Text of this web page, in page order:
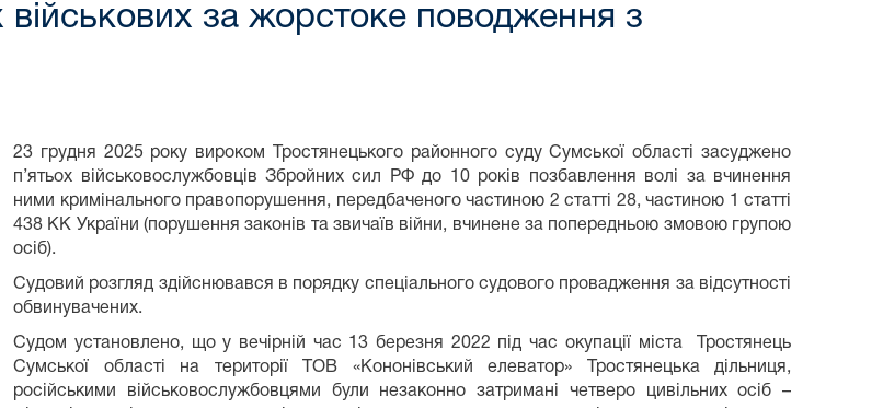
військових за жорстоке поводження з
23 грудня 2025 року вироком Тростянецького районного суду Сумської області засуджено
п’ятьох військовослужбовців Збройних сил РФ до 10 років позбавлення волі за вчинення
ними кримінального правопорушення, передбаченого частиною 2 статті 28, частиною 1 статті
438 КК України (порушення законів та звичаїв війни, вчинене за попередньою змовою групою
осіб).
Судовий розгляд здійснювався в порядку спеціального судового провадження за відсутності
обвинувачених.
Судом установлено, що у вечірній час 13 березня 2022 під час окупації міста Тростянець
Сумської області на території ТОВ «Кононівський елеватор» Тростянецька дільниця,
російськими військовослужбовцями були незаконно затримані четверо цивільних осіб –